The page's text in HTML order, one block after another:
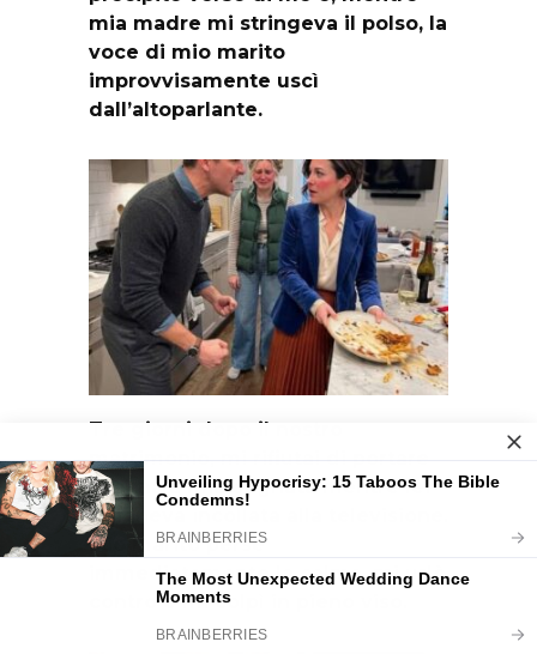
mia madre mi stringeva il polso, la
voce di mio marito
improvvisamente uscì
dall’altoparlante.
Tre giorni dopo il nostro
matrimonio, mi rifiutai di portare
la cena a mia cognata mentre lei
rimaneva incollata alla televisione.
Mio marito perse
immediatamente la calma, mi urlò
contro e mi colpì in pieno viso.